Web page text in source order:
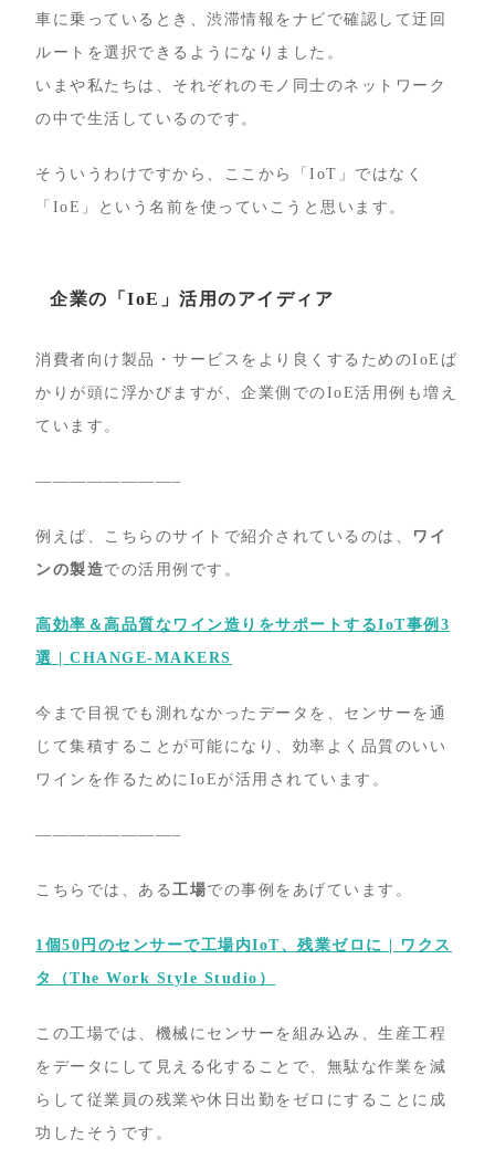
車に乗っているとき、渋滞情報をナビで確認して迂回
ルートを選択できるようになりました。
いまや私たちは、それぞれのモノ同士のネットワーク
の中で生活しているのです。
そういうわけですから、ここから「IoT」ではなく
「IoE」という名前を使っていこうと思います。
企業の「IoE」活用のアイディア
消費者向け製品・サービスをより良くするためのIoEば
かりが頭に浮かびますが、企業側でのIoE活用例も増え
ています。
————————–
例えば、こちらのサイトで紹介されているのは、
ワイ
ンの製造での活用例です。
高効率＆高品質なワイン造りをサポートするIoT事例3
選 | CHANGE-MAKERS
今まで目視でも測れなかったデータを、センサーを通
じて集積することが可能になり、効率よく品質のいい
ワインを作るためにIoEが活用されています。
————————–
こちらでは、ある工場での事例をあげています。
1個50円のセンサーで工場内IoT、残業ゼロに | ワクス
タ（The Work Style Studio）
この工場では、機械にセンサーを組み込み、生産工程
をデータにして見える化することで、無駄な作業を減
らして従業員の残業や休日出勤をゼロにすることに成
功したそうです。